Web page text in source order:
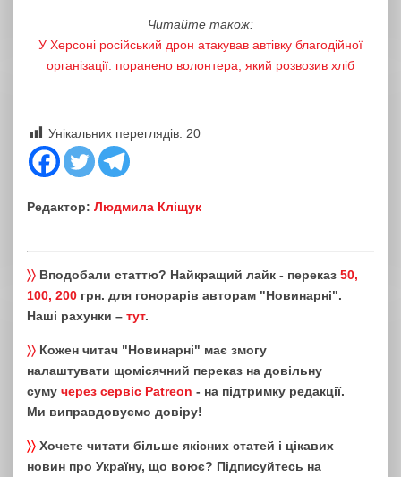
Читайте також:
У Херсоні російський дрон атакував автівку благодійної
організації: поранено волонтера, який розвозив хліб
Унікальних переглядів: 20
Редактор: Людмила Кліщук
〉〉 Вподобали статтю? Найкращий лайк - переказ 50,
100, 200 грн. для гонорарів авторам "Новинарні".
Наші рахунки – тут.
〉〉 Кожен читач "Новинарні" має змогу
налаштувати щомісячний переказ на довільну
суму через сервіс Patreon - на підтримку редакції.
Ми виправдовуємо довіру!
〉〉 Хочете читати більше якісних статей і цікавих
новин про Україну, що воює? Підписуйтесь на